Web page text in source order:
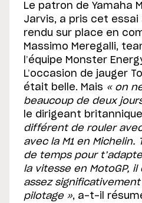
Le patron de Yamaha
Jarvis, a pris cet essai
rendu sur place en
Massimo Meregalli,
l’équipe Monster
L’occasion de jauger
était belle. Mais « on
beaucoup de deux
le dirigeant
différent de rouler
avec la M1 en Michelin.
de temps pour
la vitesse en MotoGP,
assez
pilotage », a-t-il